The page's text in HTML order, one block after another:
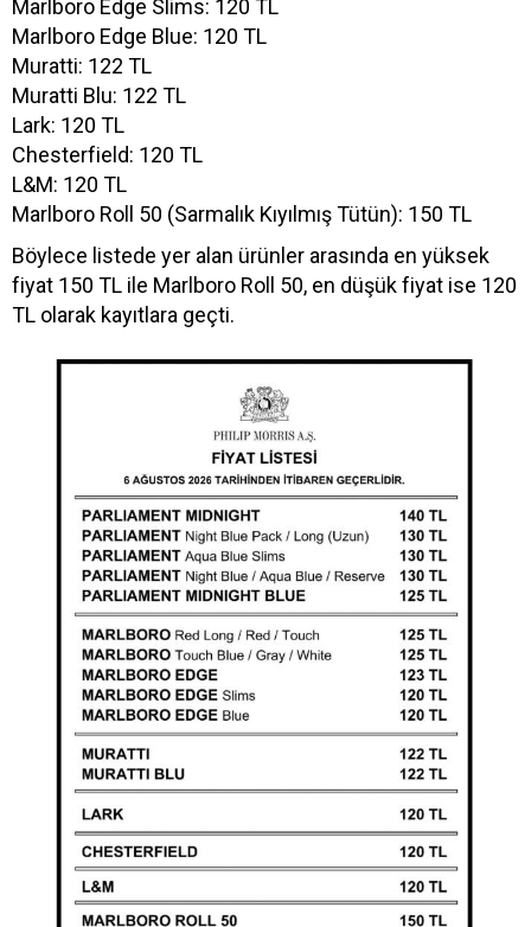
Marlboro Edge Slims: 120 TL
Marlboro Edge Blue: 120 TL
Muratti: 122 TL
Muratti Blu: 122 TL
Lark: 120 TL
Chesterfield: 120 TL
L&M: 120 TL
Marlboro Roll 50 (Sarmalık Kıyılmış Tütün): 150 TL
Böylece listede yer alan ürünler arasında en yüksek
fiyat 150 TL ile Marlboro Roll 50, en düşük fiyat ise 120
TL olarak kayıtlara geçti.